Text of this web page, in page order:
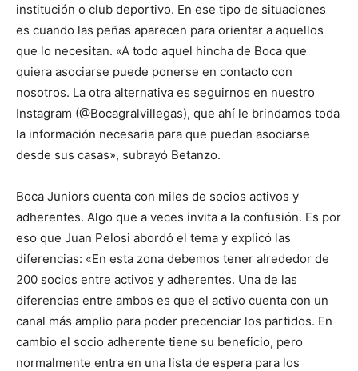
institución o club deportivo. En ese tipo de situaciones
es cuando las peñas aparecen para orientar a aquellos
que lo necesitan. «A todo aquel hincha de Boca que
quiera asociarse puede ponerse en contacto con
nosotros. La otra alternativa es seguirnos en nuestro
Instagram (@Bocagralvillegas), que ahí le brindamos toda
la información necesaria para que puedan asociarse
desde sus casas», subrayó Betanzo.
Boca Juniors cuenta con miles de socios activos y
adherentes. Algo que a veces invita a la confusión. Es por
eso que Juan Pelosi abordó el tema y explicó las
diferencias: «En esta zona debemos tener alrededor de
200 socios entre activos y adherentes. Una de las
diferencias entre ambos es que el activo cuenta con un
canal más amplio para poder precenciar los partidos. En
cambio el socio adherente tiene su beneficio, pero
normalmente entra en una lista de espera para los